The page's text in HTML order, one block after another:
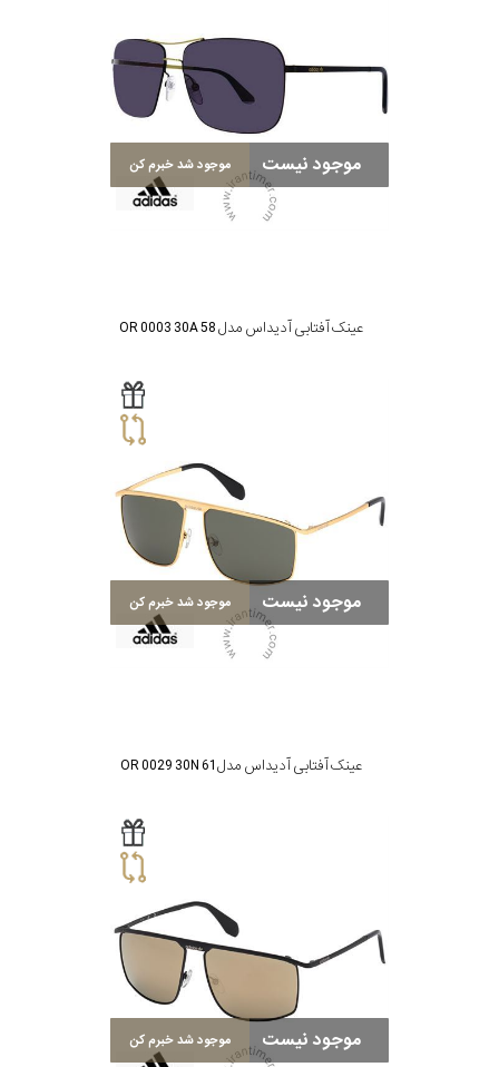
موجود نیست موجود شد خبرم کن
عینک آفتابی آدیداس مدل OR 0003 30A 58
موجود نیست موجود شد خبرم کن
عینک آفتابی آدیداس مدل OR 0029 30N 61
موجود نیست موجود شد خبرم کن